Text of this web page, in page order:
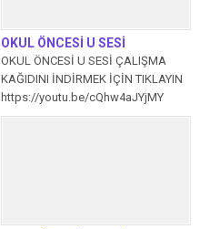
OKUL ÖNCESİ U SESİ
OKUL ÖNCESİ U SESİ ÇALIŞMA
KAĞIDINI İNDİRMEK İÇİN TIKLAYIN
https://youtu.be/cQhw4aJYjMY